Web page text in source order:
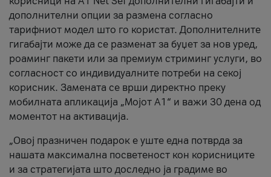
дополнителни опции за размена согласно
тарифниот модел што го користат. Дополнителните
гигабајти може да се разменат за буџет за нов уред,
роаминг пакети или за премиум стриминг услуги, во
согласност со индивидуалните потреби на секој
корисник. Замената се врши директно преку
мобилната апликација „Мојот А1“ и важи 30 дена од
моментот на активација.
„Овој празничен подарок е уште една потврда за
нашата максимална посветеност кон корисниците
и за стратегијата што доследно ја градиме во